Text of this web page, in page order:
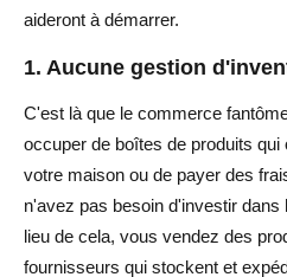
aideront à démarrer.
1. Aucune gestion
C'est là que le commerce
occuper de boîtes de produits
votre maison ou de payer des
n'avez pas besoin d'investir dans
lieu de cela, vous vendez des
fournisseurs qui stockent et